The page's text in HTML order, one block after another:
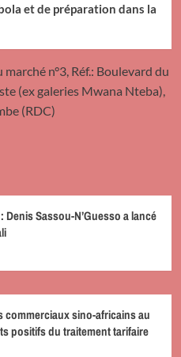
et de préparation dans la
n°3, Réf.: Boulevard du
(ex galeries Mwana Nteba),
(RDC)
Sassou-N’Guesso a lancé
sino-africains au
positifs du traitement tarifaire